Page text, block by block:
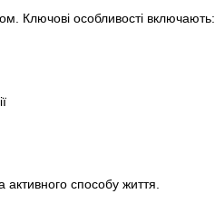
Ключові особливості включають:
способу життя.